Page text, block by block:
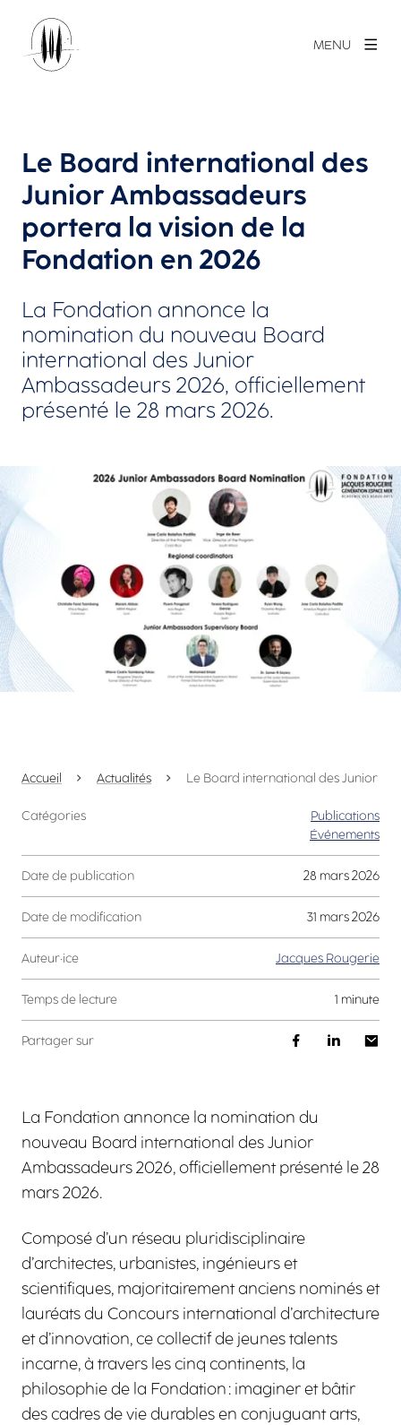
MENU
Le Board international des
Junior Ambassadeurs
portera la vision de la
Fondation en 2026
La Fondation annonce la
nomination du nouveau Board
international des Junior
Ambassadeurs 2026, officiellement
présenté le 28 mars 2026.
Accueil Actualités Le Board international des Junior
Catégories
Publications
Événements
Date de publication 28 mars 2026
Date de modification 31 mars 2026
Auteur·ice Jacques Rougerie
Temps de lecture 1 minute
Partager sur
La Fondation annonce la nomination du
nouveau Board international des Junior
Ambassadeurs 2026, officiellement présenté le 28
mars 2026.
Composé d’un réseau pluridisciplinaire
d’architectes, urbanistes, ingénieurs et
scientifiques, majoritairement anciens nominés et
lauréats du Concours international d’architecture
et d’innovation, ce collectif de jeunes talents
incarne, à travers les cinq continents, la
philosophie de la Fondation : imaginer et bâtir
des cadres de vie durables en conjuguant arts,